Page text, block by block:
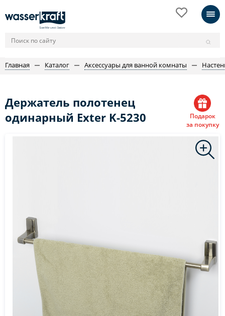
Главная Каталог Аксессуары для ванной комнаты
Держатель полотенец
одинарный Exter K-5230
Подарок
за покупку